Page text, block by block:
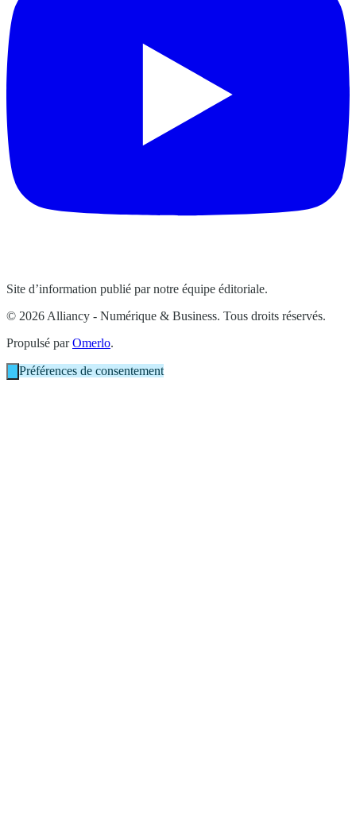
Site d’information publié par notre équipe éditoriale.
© 2026 Alliancy - Numérique & Business. Tous droits réservés.
Propulsé parOmerlo.
Préférences de consentement